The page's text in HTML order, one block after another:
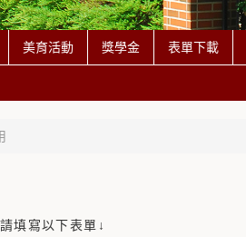
美育活動 獎學金 表單下載
填寫以下表單↓